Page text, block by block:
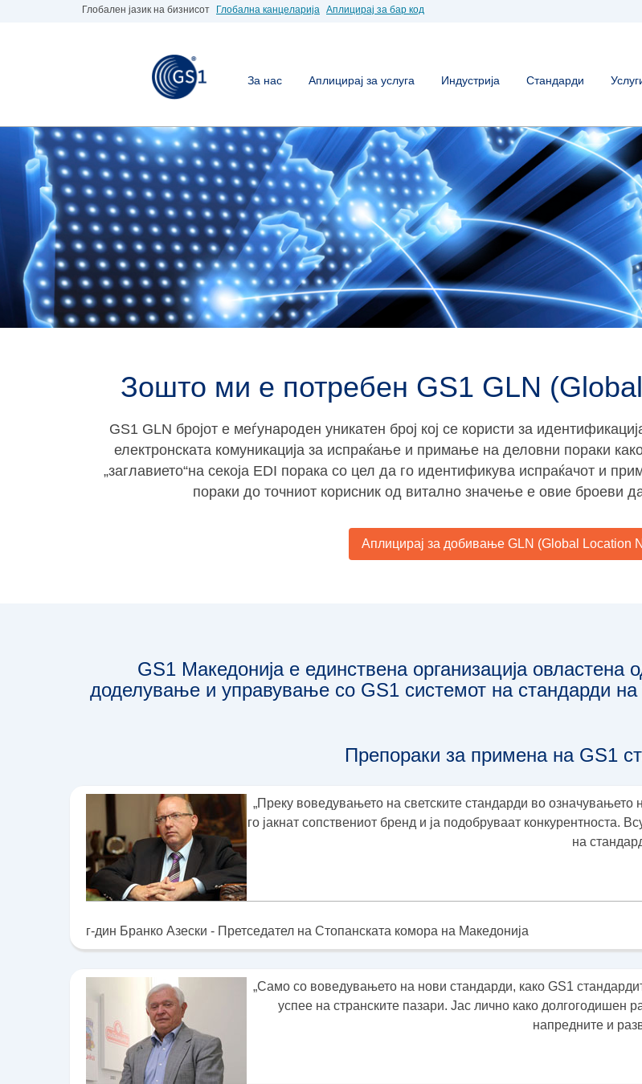
Глобален јазик на бизнисот Глобална канцеларија Аплицирај за бар код
За нас Аплицирај за услуга Индустрија Стандарди
Зошто ми е потребен GS1 GLN
GS1 GLN бројот е меѓународен уникатен број кој се користи за
електронската комуникација за испраќање и примање на деловни пораки
„заглавието“на секоја EDI порака со цел да го идентификува испраќачот и
пораки до точниот корисник од витално значење е овие броеви
Аплицирај за добивање GLN (Global Location
GS1 Македонија е единствена организација овлaстена
доделување и управување со GS1 системот на стандарди на
Препораки за примена на GS1
„Преку воведувањето на светските стандарди во
го јакнат сопствениот бренд и ја подобруваат конкурентноста.
на
г-дин Бранко Азески - Претседател на Стопанската комора на Македонија
„Само со воведувањето на нови стандарди, како GS1
успее на странските пазари. Јас лично како долгогодишен
напредните и